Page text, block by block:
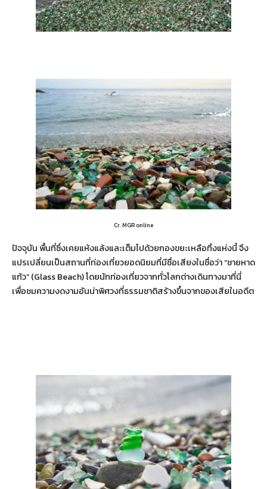
Cr. MGR online
ปัจจุบัน พื้นที่ซึ่งเคยแห้งแล้งและเต็มไปด้วยกองขยะเหลือทิ้งแห่งนี้ จึง
แปรเปลี่ยนเป็นสถานที่ท่องเที่ยวยอดนิยมที่มีชื่อเสียงในชื่อว่า “ชายหาด
แก้ว” (Glass Beach) โดยนักท่องเที่ยวจากทั่วโลกต่างเดินทางมาที่นี่
เพื่อชมความงดงามอันน่าพิศวงที่ธรรมชาติสร้างขึ้นจากของเสียในอดีต